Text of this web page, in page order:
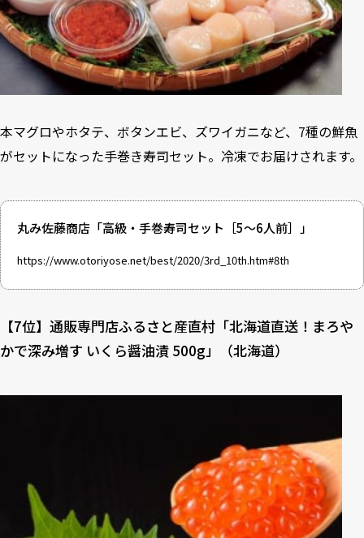
本マグロやホタテ、ボタンエビ、ズワイガニなど、7種の鮮魚
がセットになった手巻き寿司セット。冷凍でお届けされます。
丸み佐藤商店「高級・手巻寿司セット［5～6人前］」
https://www.otoriyose.net/best/2020/3rd_10th.htm#8th
【7位】通販専門店ふるさと産直村「北海道直送！まろや
かで深み増す いくら醤油漬 500g」（北海道）